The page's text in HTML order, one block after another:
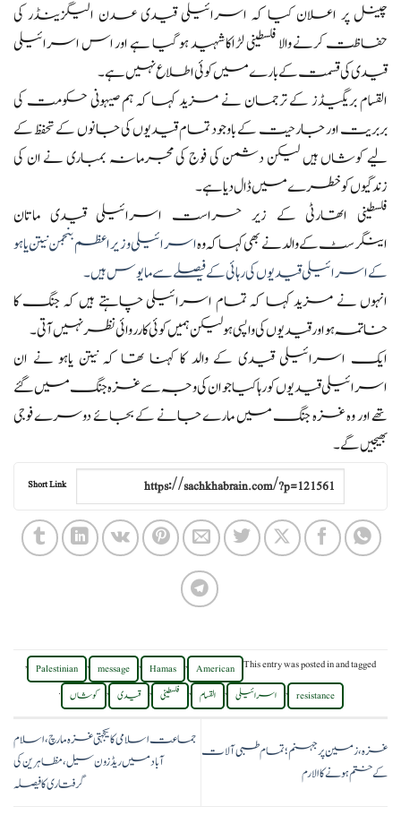
چینل پر اعلان کیا کہ اسرائیلی قیدی عدن الیگزینڈر کی
حفاظت کرنے والا فلسطینی لڑاکا شہید ہو گیا ہے اور اس اسرائیلی
قیدی کی قسمت کے بارے میں کوئی اطلاع نہیں ہے۔
القسام بریگیڈز کے ترجمان نے مزید کہا کہ ہم صیہونی حکومت کی
بربریت اور جارحیت کے باوجود تمام قیدیوں کی جانوں کے تحفظ کے
لیے کوشاں ہیں لیکن دشمن کی فوج کی مجرمانہ بمباری نے ان کی
زندگیوں کو خطرے میں ڈال دیا ہے۔
فلسطینی اتھارٹی کے زیر حراست اسرائیلی قیدی ماتان
اینگرسٹ کے والد نے بھی کہا کہ وہاسرائیلی وزیراعظم بنجمن نیتن یاہو
کے اسرائیلی قیدیوں کی رہائی کے فیصلے سے مایوس ہیں۔
انہوں نے مزید کہا کہ تمام اسرائیلی چاہتے ہیں کہ جنگ کا
خاتمہ ہو اور قیدیوں کی واپسی ہو لیکن ہمیں کوئی کارروائی نظر نہیں آتی۔
ایک اسرائیلی قیدی کے والد کا کہنا تھا کہ نیتن یاہو نے ان
اسرائیلی قیدیوں کو رہا کیا جو ان کی وجہ سے غزہ جنگ میں گئے
تھے اور وہ غزہ جنگ میں مارے جانے کے بجائے دوسرے فوجی
بھیجیں گے۔
Short Link
This entry was posted inand tagged
American
,
Hamas
,
message
,
Palestinian
,
resistance
, اسرائیلی , القسام , فلسطینی , قیدی , کوشاں .
غزہ، زمین پر جہنم؛ تمام طبی آلات
کے ختم ہونے کا الارم
جماعت اسلامی کا یکجہتی غزہ مارچ، اسلام
آباد میں ریڈ زون سیل، مظاہرین کی
گرفتاری کا فیصلہ